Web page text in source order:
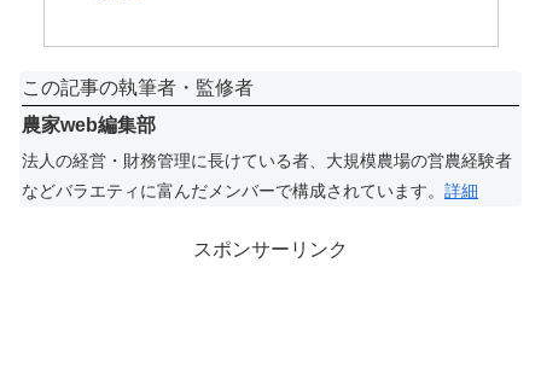
この記事の執筆者・監修者
農家web編集部
法人の経営・財務管理に長けている者、大規模農場の営農経験者
などバラエティに富んだメンバーで構成されています。 詳細
スポンサーリンク